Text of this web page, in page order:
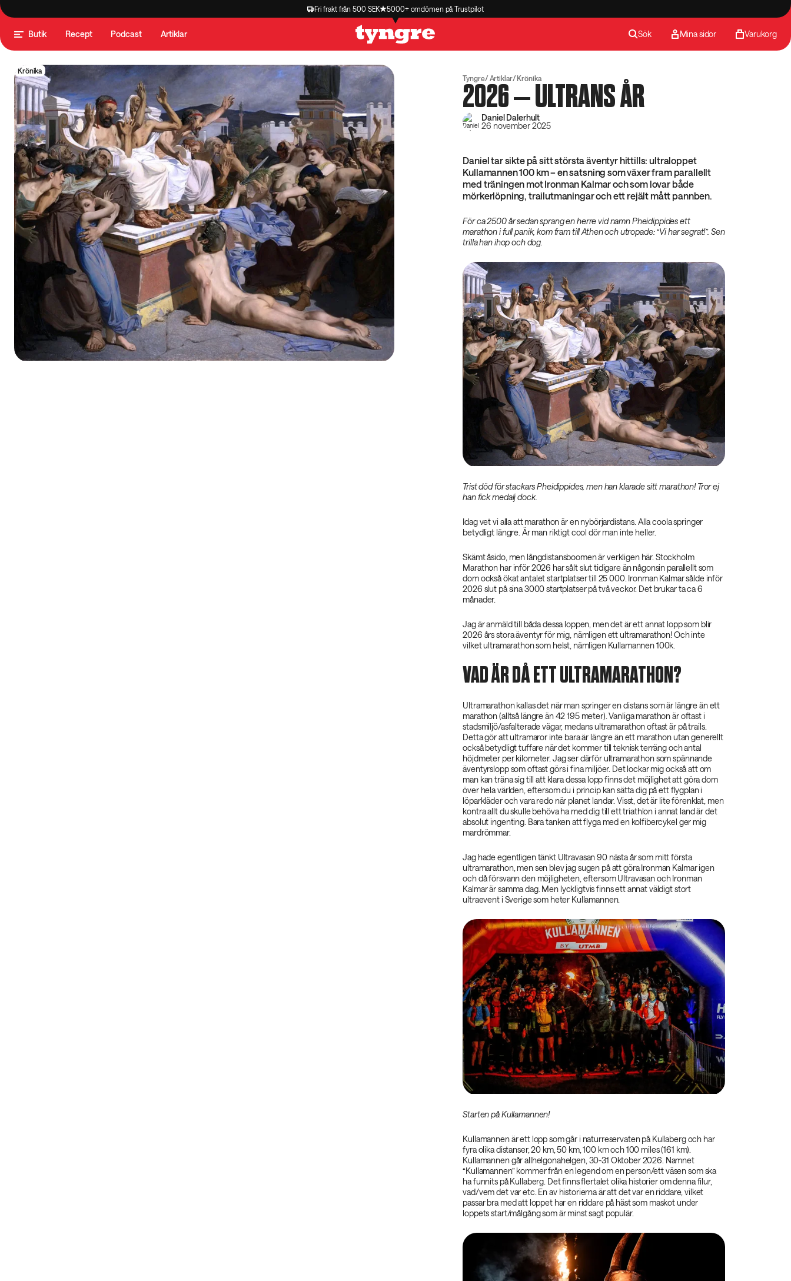
Fri frakt från 500 SEK 5000+ omdömen på Trustpilot
Butik Recept Podcast Artiklar Sök Mina sidor Varukorg
Krönika
Tyngre Artiklar Krönika
2026 – ULTRANS ÅR
Daniel Dalerhult
26 november 2025
Daniel tar sikte på sitt största äventyr hittills: ultraloppet
Kullamannen 100 km – en satsning som växer fram parallellt
med träningen mot Ironman Kalmar och som lovar både
mörkerlöpning, trailutmaningar och ett rejält mått pannben.
För ca 2500 år sedan sprang en herre vid namn Pheidippides ett
marathon i full panik, kom fram till Athen och utropade: “Vi har segrat!”. Sen
trilla han ihop och dog.
Trist död för stackars Pheidippides, men han klarade sitt marathon! Tror ej
han fick medalj dock.
Idag vet vi alla att marathon är en nybörjardistans. Alla coola springer
betydligt längre. Är man riktigt cool dör man inte heller.
Skämt åsido, men långdistansboomen är verkligen här. Stockholm
Marathon har inför 2026 har sålt slut tidigare än någonsin parallellt som
dom också ökat antalet startplatser till 25 000. Ironman Kalmar sålde inför
2026 slut på sina 3000 startplatser på två veckor. Det brukar ta ca 6
månader.
Jag är anmäld till båda dessa loppen, men det är ett annat lopp som blir
2026 års stora äventyr för mig, nämligen ett ultramarathon! Och inte
vilket ultramarathon som helst, nämligen Kullamannen 100k.
VAD ÄR DÅ ETT ULTRAMARATHON?
Ultramarathon kallas det när man springer en distans som är längre än ett
marathon (alltså längre än 42 195 meter). Vanliga marathon är oftast i
stadsmiljö/asfalterade vägar, medans ultramarathon oftast är på trails.
Detta gör att ultramaror inte bara är längre än ett marathon utan generellt
också betydligt tuffare när det kommer till teknisk terräng och antal
höjdmeter per kilometer. Jag ser därför ultramarathon som spännande
äventyrslopp som oftast görs i fina miljöer. Det lockar mig också att om
man kan träna sig till att klara dessa lopp finns det möjlighet att göra dom
över hela världen, eftersom du i princip kan sätta dig på ett flygplan i
löparkläder och vara redo när planet landar. Visst, det är lite förenklat, men
kontra allt du skulle behöva ha med dig till ett triathlon i annat land är det
absolut ingenting. Bara tanken att flyga med en kolfibercykel ger mig
mardrömmar.
Jag hade egentligen tänkt Ultravasan 90 nästa år som mitt första
ultramarathon, men sen blev jag sugen på att göra Ironman Kalmar igen
och då försvann den möjligheten, eftersom Ultravasan och Ironman
Kalmar är samma dag. Men lyckligtvis finns ett annat väldigt stort
ultraevent i Sverige som heter Kullamannen.
Starten på Kullamannen!
Kullamannen är ett lopp som går i naturreservaten på Kullaberg och har
fyra olika distanser, 20 km, 50 km, 100 km och 100 miles (161 km).
Kullamannen går allhelgonahelgen, 30-31 Oktober 2026. Namnet
“Kullamannen” kommer från en legend om en person/ett väsen som ska
ha funnits på Kullaberg. Det finns flertalet olika historier om denna filur,
vad/vem det var etc. En av historierna är att det var en riddare, vilket
passar bra med att loppet har en riddare på häst som maskot under
loppets start/målgång som är minst sagt populär.